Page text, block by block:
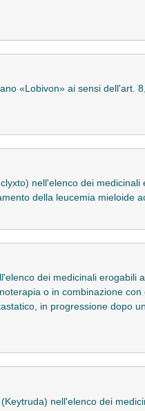
«Lobivon» ai sensi dell'art.
nell'elenco dei
della leucemia mieloide
dei medicinali
o in combinazione
in progressione dopo
nell'elenco dei